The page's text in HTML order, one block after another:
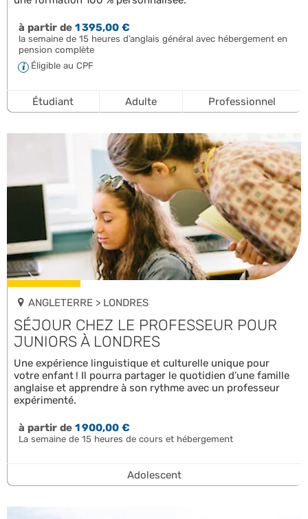
à partir de1 395,00 €
la semaine de 15 heures d’anglais général avec hébergement en
pension complète
Éligible au CPF
Étudiant Adulte Professionnel
ANGLETERRE > LONDRES
SÉJOUR CHEZ LE PROFESSEUR POUR
JUNIORS À LONDRES
Une expérience linguistique et culturelle unique pour
votre enfant ! Il pourra partager le quotidien d’une famille
anglaise et apprendre à son rythme avec un professeur
expérimenté.
à partir de1 900,00 €
La semaine de 15 heures de cours et hébergement
Adolescent